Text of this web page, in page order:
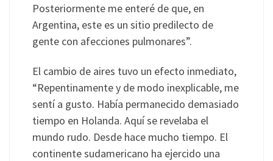
Posteriormente me enteré de que, en
Argentina, este es un sitio predilecto de
gente con afecciones pulmonares”.
El cambio de aires tuvo un efecto inmediato,
“Repentinamente y de modo inexplicable, me
sentí a gusto. Había permanecido demasiado
tiempo en Holanda. Aquí se revelaba el
mundo rudo. Desde hace mucho tiempo. El
continente sudamericano ha ejercido una